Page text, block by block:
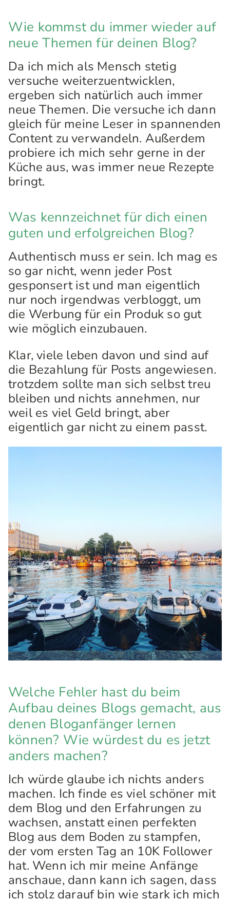
Wie kommst du immer wieder auf
neue Themen für deinen Blog?
Da ich mich als Mensch stetig
versuche weiterzuentwicklen,
ergeben sich natürlich auch immer
neue Themen. Die versuche ich dann
gleich für meine Leser in spannenden
Content zu verwandeln. Außerdem
probiere ich mich sehr gerne in der
Küche aus, was immer neue Rezepte
bringt.
Was kennzeichnet für dich einen
guten und erfolgreichen Blog?
Authentisch muss er sein. Ich mag es
so gar nicht, wenn jeder Post
gesponsert ist und man eigentlich
nur noch irgendwas verbloggt, um
die Werbung für ein Produk so gut
wie möglich einzubauen.
Klar, viele leben davon und sind auf
die Bezahlung für Posts angewiesen.
trotzdem sollte man sich selbst treu
bleiben und nichts annehmen, nur
weil es viel Geld bringt, aber
eigentlich gar nicht zu einem passt.
Welche Fehler hast du beim
Aufbau deines Blogs gemacht, aus
denen Bloganfänger lernen
können? Wie würdest du es jetzt
anders machen?
Ich würde glaube ich nichts anders
machen. Ich finde es viel schöner mit
dem Blog und den Erfahrungen zu
wachsen, anstatt einen perfekten
Blog aus dem Boden zu stampfen,
der vom ersten Tag an 10K Follower
hat. Wenn ich mir meine Anfänge
anschaue, dann kann ich sagen, dass
ich stolz darauf bin wie stark ich mich